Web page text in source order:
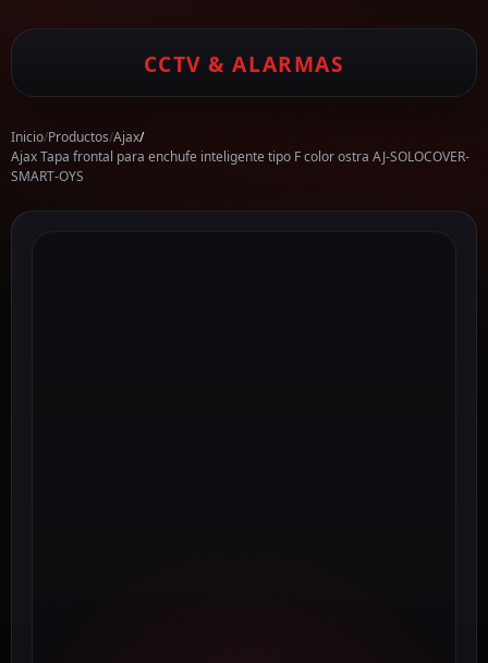
CCTV & ALARMAS
Inicio/Productos/Ajax/
Ajax Tapa frontal para enchufe inteligente tipo F color ostra AJ-SOLOCOVER-
SMART-OYS